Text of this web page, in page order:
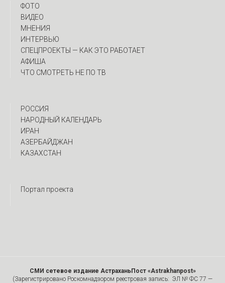
ФОТО
ВИДЕО
МНЕНИЯ
ИНТЕРВЬЮ
CПЕЦПРОЕКТЫ — КАК ЭТО РАБОТАЕТ
АФИША
ЧТО СМОТРЕТЬ НЕ ПО ТВ
РОССИЯ
НАРОДНЫЙ КАЛЕНДАРЬ
ИРАН
АЗЕРБАЙДЖАН
КАЗАХСТАН
Портал проекта
СМИ сетевое издание АстраханьПост «Astrakhanpost»
(Зарегистрировано Роскомнадзором реестровая запись: ЭЛ № ФС 77 —